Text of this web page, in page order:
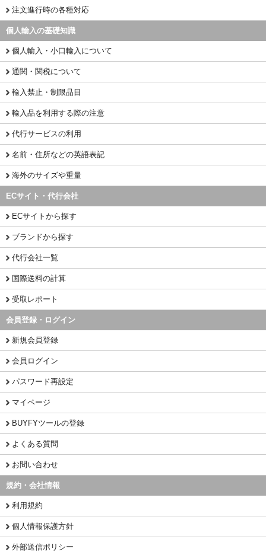
注文進行時の各種対応
個人輸入の基礎知識
個人輸入・小口輸入について
通関・関税について
輸入禁止・制限品目
輸入品を利用する際の注意
代行サービスの利用
名前・住所などの英語表記
海外のサイズや重量
ECサイト・代行会社
ECサイトから探す
ブランドから探す
代行会社一覧
国際送料の計算
受取レポート
会員登録・ログイン
新規会員登録
会員ログイン
パスワード再設定
マイページ
BUYFYツールの登録
よくある質問
お問い合わせ
規約・会社情報
利用規約
個人情報保護方針
外部送信ポリシー